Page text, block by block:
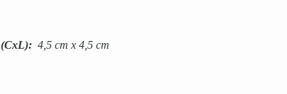
(CxL): 4,5 cm x 4,5 cm